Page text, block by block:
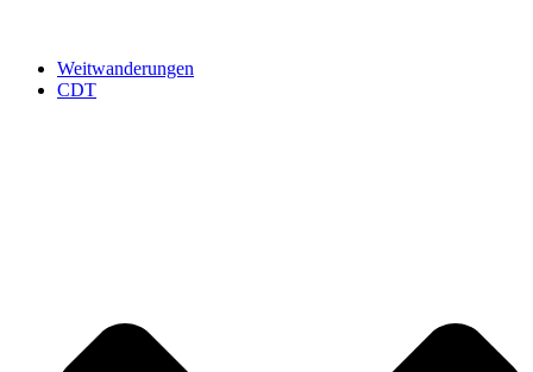
Weitwanderungen
CDT